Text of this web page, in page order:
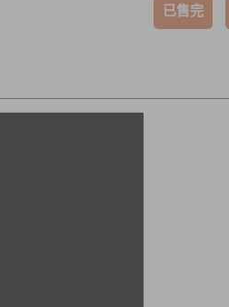
已售完